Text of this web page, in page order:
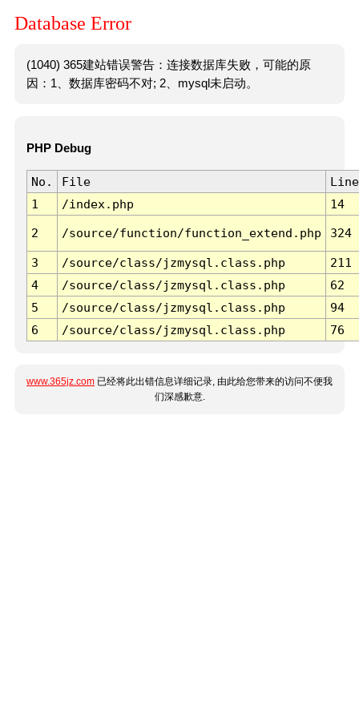
Database Error
(1040) 365建站错误警告：连接数据库失败，可能的原
因：1、数据库密码不对; 2、mysql未启动。
PHP Debug
No. File
Line
1
/index.php 14
2 /source/function/function_extend.php 324
3 /source/class/jzmysql.class.php
211
4
/source/class/jzmysql.class.php
62
5
/source/class/jzmysql.class.php
94
6
/source/class/jzmysql.class.php 76
www.365jz.com 已经将此出错信息详细记录, 由此给您带来的访问不便我
们深感歉意.